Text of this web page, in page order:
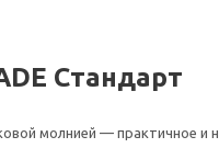
Стандарт
молнией — практичное и